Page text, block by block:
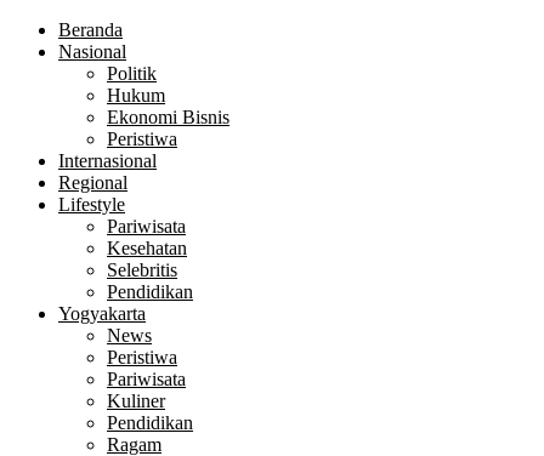
Beranda
Nasional
Politik
Hukum
Ekonomi Bisnis
Peristiwa
Internasional
Regional
Lifestyle
Pariwisata
Kesehatan
Selebritis
Pendidikan
Yogyakarta
News
Peristiwa
Pariwisata
Kuliner
Pendidikan
Ragam